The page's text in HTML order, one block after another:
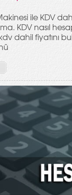
ile KDV
KDV nasıl
dahil fiyatını